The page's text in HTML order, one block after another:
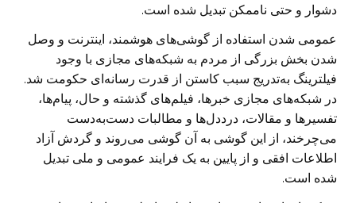
دشوار و حتی ناممکن تبدیل شده است.
عمومی شدن استفاده از گوشی‌های هوشمند، اینترنت و وصل
شدن بخش بزرگی از مردم به شبکه‌های مجازی با وجود
فیلترینگ به‌تدریج سبب کاستن از قدرت رسانه‌‌ای حکومت شد.
در شبکه‌های مجازی خبرها، فیلم‌های گذشته و حال، پیام‌ها،
تفسیرها و مقالات، درددل‌ها و مطالبات دست‌به‌دست
می‌چرخند، از این گوشی به آن گوشی می‌روند و گردش آزاد
اطلاعات افقی و از پایین به یک فرایند عمومی و ملی تبدیل
شده است.